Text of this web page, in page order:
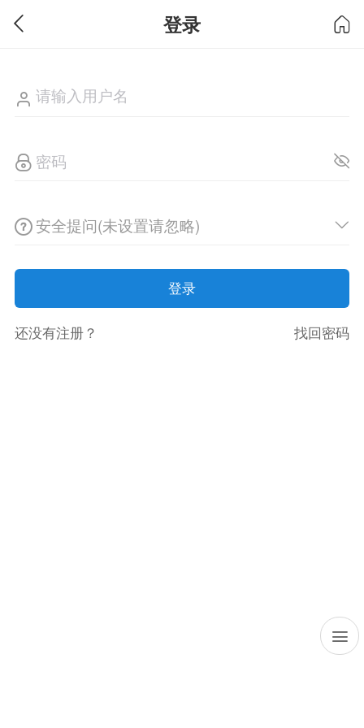
登录
安全提问(未设置请忽略)
登录
还没有注册？ 找回密码